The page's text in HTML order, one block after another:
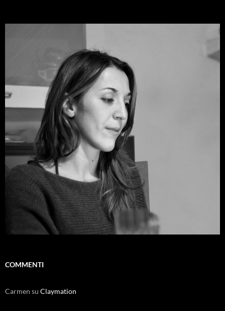
COMMENTI
Carmen su Claymation